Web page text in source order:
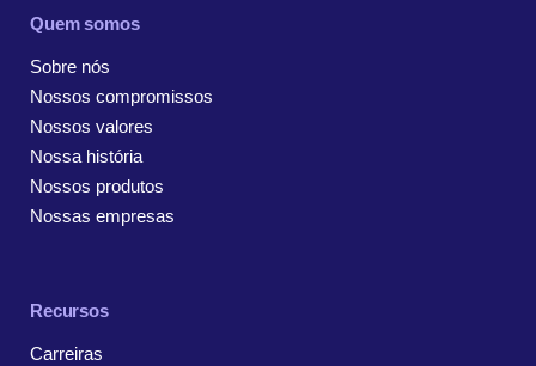
Quem somos
Sobre nós
Nossos compromissos
Nossos valores
Nossa história
Nossos produtos
Nossas empresas
Recursos
Carreiras